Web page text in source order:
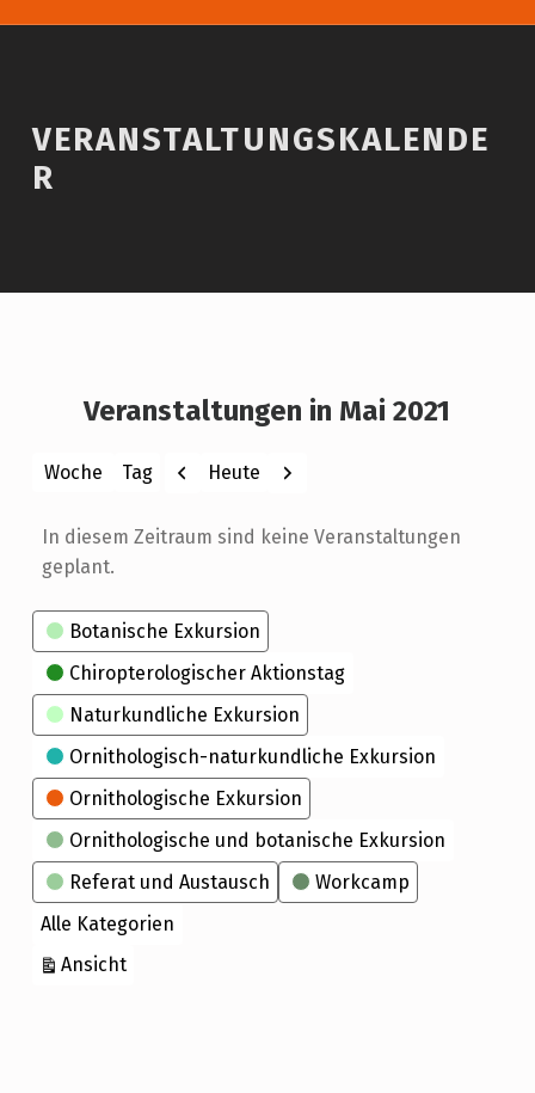
VERANSTALTUNGSKALENDE
R
Veranstaltungen in Mai 2021
Woche Tag
Monat
Jahr
Zurück
Heute Weiter
In diesem Zeitraum sind keine Veranstaltungen
geplant.
Kategorien
Botanische Exkursion
Chiropterologischer Aktionstag
Naturkundliche Exkursion
Ornithologisch-naturkundliche Exkursion
Ornithologische Exkursion
Ornithologische und botanische Exkursion
Referat und Austausch
Workcamp
Alle Kategorien
Ansichtausdrucken